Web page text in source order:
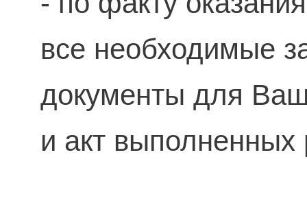
все необходимые
документы для
и акт выполненных